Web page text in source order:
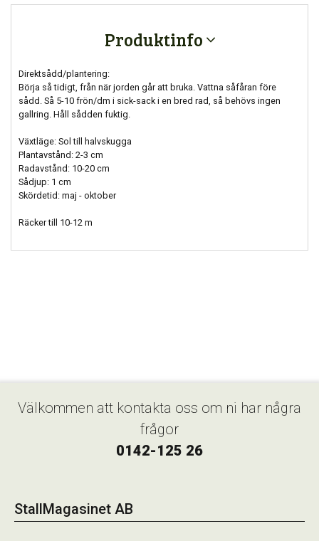
Produktinfo
Direktsådd/plantering:
Börja så tidigt, från när jorden går att bruka. Vattna såfåran före
sådd. Så 5-10 frön/dm i sick-sack i en bred rad, så behövs ingen
gallring. Håll sådden fuktig.
Växtläge: Sol till halvskugga
Plantavstånd: 2-3 cm
Radavstånd: 10-20 cm
Sådjup: 1 cm
Skördetid: maj - oktober
Räcker till 10-12 m
Välkommen att kontakta oss om ni har några
frågor
0142-125 26
StallMagasinet AB